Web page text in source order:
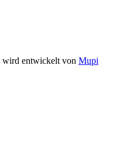
wird entwickelt von Mupi